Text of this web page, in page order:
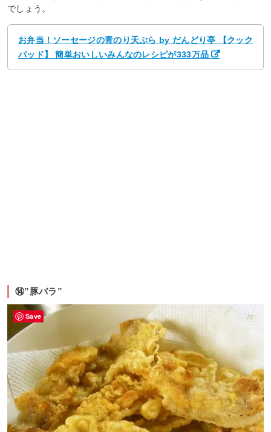
でしょう。
お弁当！ソーセージの青のり天ぷら by だんどり亭 【クック
パッド】 簡単おいしいみんなのレシピが333万品
⑭”豚バラ”
Save